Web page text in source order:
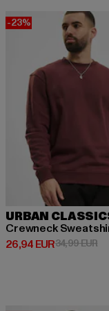
-23%
URBAN
Crewneck
26,94 EUR
Derzeitiger Preis:
34,99 EUR